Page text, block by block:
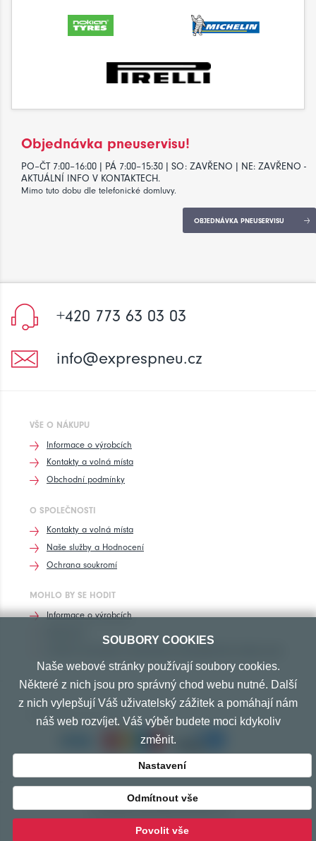
Objednávka pneuservisu!
PO–ČT 7:00–16:00 | PÁ 7:00–15:30 | SO: ZAVŘENO | NE: ZAVŘENO -
AKTUÁLNÍ INFO V KONTAKTECH.
Mimo tuto dobu dle telefonické domluvy.
OBJEDNÁVKA PNEUSERVISU
+420 773 63 03 03
info@exprespneu.cz
VŠE O NÁKUPU
Informace o výrobcích
Kontakty a volná místa
Obchodní podmínky
O SPOLEČNOSTI
Kontakty a volná místa
Naše služby a Hodnocení
Ochrana soukromí
MOHLO BY SE HODIT
Informace o výrobcích
PŘIJÍMÁME TYTO PLATBY
© Copyright 2010-2026 Exprespneu.cz
vytvořeno s láskou www.izon.cz
SOUBORY COOKIES
Naše webové stránky používají soubory cookies.
Některé z nich jsou pro správný chod webu nutné. Další
z nich vylepšují Váš uživatelský zážitek a pomáhají nám
náš web rozvíjet. Váš výběr budete moci kdykoliv
změnit.
Nastavení
Odmítnout vše
Povolit vše